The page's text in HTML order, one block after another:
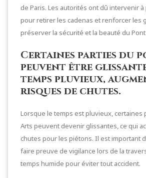
de Paris. Les autorités ont dû intervenir
pour retirer les cadenas et renforcer les
préserver la sécurité et la beauté du
Certaines parties du
peuvent être
temps pluvieux,
risques de chutes.
Lorsque le temps est pluvieux, certaines
Arts peuvent devenir glissantes, ce qui
chutes pour les piétons. Il est important
faire preuve de vigilance lors de la
temps humide pour éviter tout accident.